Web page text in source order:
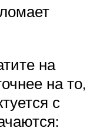
на
на то,
с